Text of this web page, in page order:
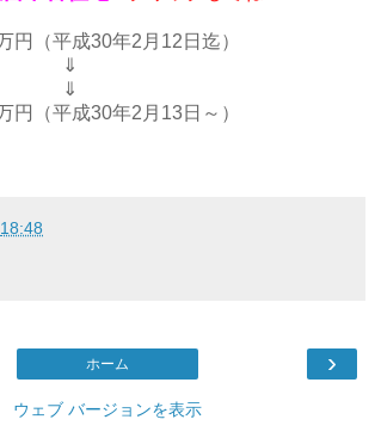
円（平成30年2月12日迄）
円（平成30年2月13日～）
18:48
›
ホーム
ウェブ バージョンを表示